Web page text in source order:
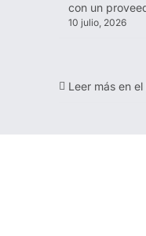
con un
10 julio, 2026
Leer más en